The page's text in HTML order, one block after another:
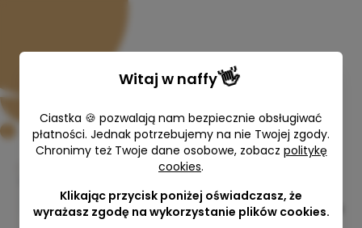
KAROGRAFIA Karolina Gierdziejewska
Witaj w naffy👋
Ciastka 🍪 pozwalają nam bezpiecznie obsługiwać
płatności. Jednak potrzebujemy na nie Twojej zgody.
Chronimy też Twoje dane osobowe, zobacz politykę
cookies.
Klikając przycisk poniżej oświadczasz, że
wyrażasz zgodę na wykorzystanie plików cookies.